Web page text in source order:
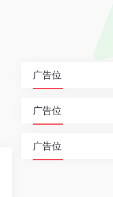
广告位
广告位
广告位